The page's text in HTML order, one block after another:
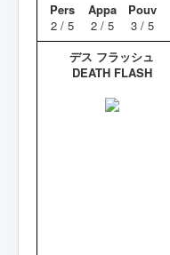
Pers
2 / 5
Appa
2 / 5
Pouv
3 / 5
デス フラッシュ
DEATH FLASH